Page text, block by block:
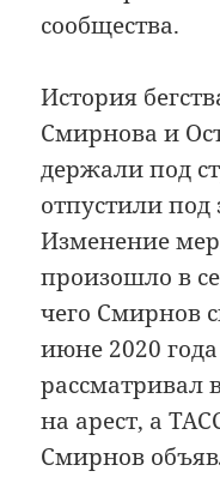
сообщества.
История
Смирнова и
держали под
отпустили под
Изменение
произошло в
чего Смирнов
июне 2020
рассматривал
на арест, а
Смирнов